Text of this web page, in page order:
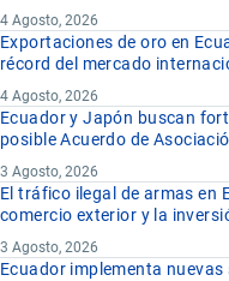
4 Agosto, 2026
Exportaciones de oro en
récord del mercado
4 Agosto, 2026
Ecuador y Japón buscan
posible Acuerdo de
3 Agosto, 2026
El tráfico ilegal de armas en
comercio exterior y la
3 Agosto, 2026
Ecuador implementa